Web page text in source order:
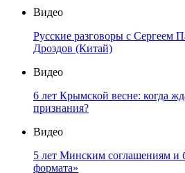
Видео
Русские разговоры с Сергеем
Дроздов (Китай)
Видео
6 лет Крымской весне: когда
признания?
Видео
5 лет Минским соглашениям и
формата»